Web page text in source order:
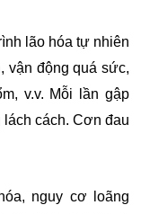
lão hóa tự nhiên
vận động quá sức,
v.v. Mỗi lần gập
lách cách. Cơn đau
nguy cơ loãng